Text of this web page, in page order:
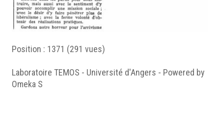
Position : 1371 (291 vues)
Laboratoire TEMOS - Université d'Angers - Powered by
Omeka S